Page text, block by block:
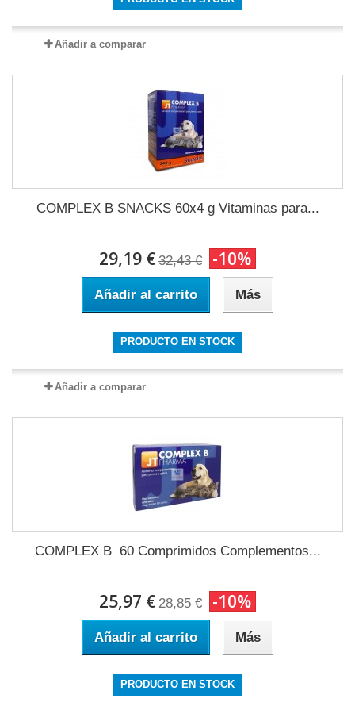
Añadir a comparar
COMPLEX B SNACKS 60x4 g Vitaminas para...
29,19 € 32,43 € -10%
Añadir al carrito Más
PRODUCTO EN STOCK
Añadir a comparar
COMPLEX B 60 Comprimidos Complementos...
25,97 € 28,85 € -10%
Añadir al carrito Más
PRODUCTO EN STOCK